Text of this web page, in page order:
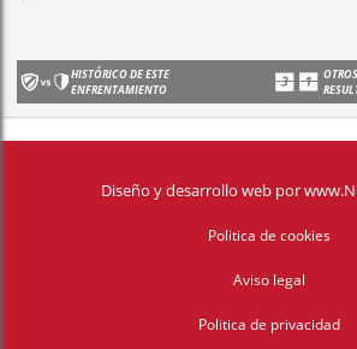
HISTÓRICO DE ESTE
ENFRENTAMIENTO
Diseño y desarrollo web por
Politica de cookies
Aviso legal
Politica de privacidad